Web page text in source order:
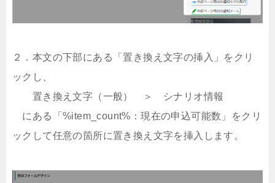
２．本文の下部にある「置き換え文字の挿入」をクリ
ックし、
置き換え文字（一般） ＞ シナリオ情報
にある「%item_count%：現在の申込可能数」をクリ
ックして任意の箇所に置き換え文字を挿入します。